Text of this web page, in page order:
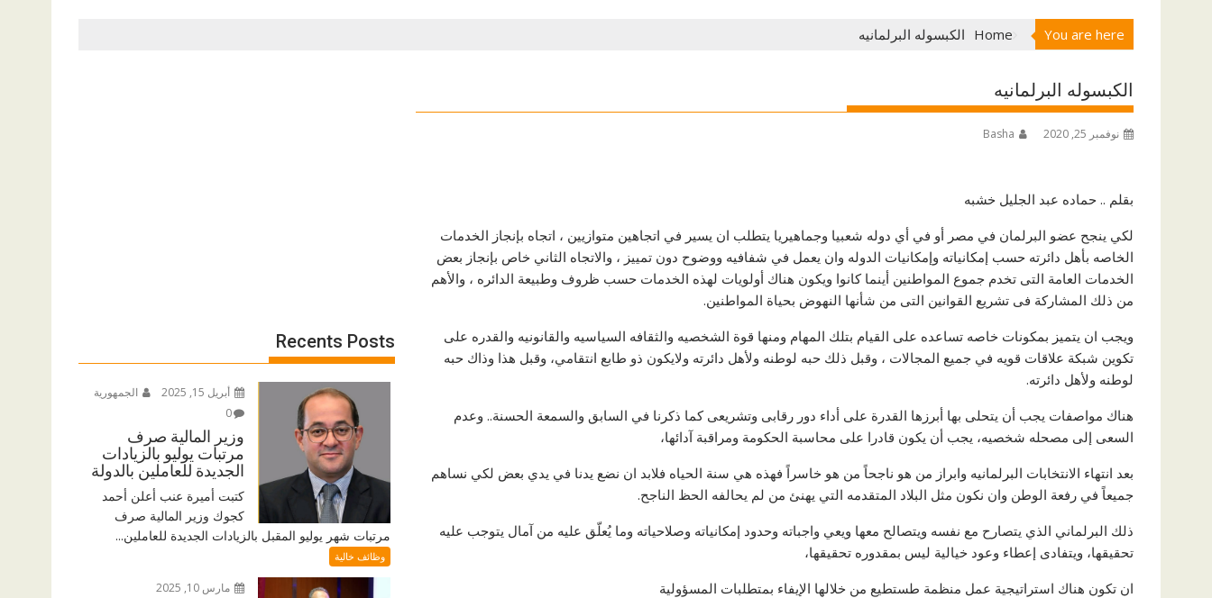
You are here
Home الكبسوله البرلمانيه
الكبسوله البرلمانيه
نوفمبر 25, 2020 Basha
بقلم .. حماده عبد الجليل خشبه
لكي ينجح عضو البرلمان في مصر أو في أي دوله شعبيا وجماهيريا يتطلب ان يسير في اتجاهين متوازيين ، اتجاه بإنجاز الخدمات
الخاصه بأهل دائرته حسب إمكانياته وإمكانيات الدوله وان يعمل في شفافيه ووضوح دون تمييز ، والاتجاه الثاني خاص بإنجاز بعض
الخدمات العامة التى تخدم جموع المواطنين أينما كانوا ويكون هناك أولويات لهذه الخدمات حسب ظروف وطبيعة الدائره ، والأهم
من ذلك المشاركة فى تشريع القوانين التى من شأنها النهوض بحياة المواطنين.
ويجب ان يتميز بمكونات خاصه تساعده على القيام بتلك المهام ومنها قوة الشخصيه والثقافه السياسيه والقانونيه والقدره على
تكوين شبكة علاقات قويه في جميع المجالات ، وقبل ذلك حبه لوطنه ولأهل دائرته ولايكون ذو طابع انتقامي، وقبل هذا وذاك حبه
لوطنه ولأهل دائرته.
هناك مواصفات يجب أن يتحلى بها أبرزها القدرة على أداء دور رقابى وتشريعى كما ذكرنا في السابق والسمعة الحسنة.. وعدم
السعى إلى مصحله شخصيه، يجب أن يكون قادرا على محاسبة الحكومة ومراقبة آدائها،
بعد انتهاء الانتخابات البرلمانيه وابراز من هو ناجحاً من هو خاسراً فهذه هي سنة الحياه فلابد ان نضع يدنا في يدي بعض لكي نساهم
جميعاً في رفعة الوطن وان نكون مثل البلاد المتقدمه التي يهنئ من لم يحالفه الحظ الناجح.
ذلك البرلماني الذي يتصارح مع نفسه ويتصالح معها ويعي واجباته وحدود إمكانياته وصلاحياته وما يُعلّق عليه من آمال يتوجب عليه
تحقيقها، ويتفادى إعطاء وعود خيالية ليس بمقدوره تحقيقها،
ان تكون هناك استراتيجية عمل منظمة طستطيع من خلالها الإيفاء بمتطلبات المسؤولية
Recents Posts
أبريل 15, 2025
الجمهورية
0
وزير المالية صرف
مرتبات يوليو بالزيادات
الجديدة للعاملين بالدولة
كتبت أميرة عنب أعلن أحمد
كجوك وزير المالية صرف
مرتبات شهر يوليو المقبل بالزيادات الجديدة للعاملين...
وظائف خالية
مارس 10, 2025